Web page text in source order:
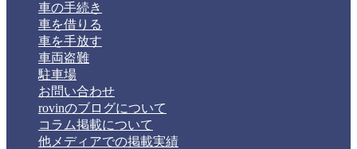
車の手続き
車を借りる
車を手放す
車両盗難
駐車場
お問い合わせ
rovinのブログについて
コラム掲載について
他メディアでの掲載実績